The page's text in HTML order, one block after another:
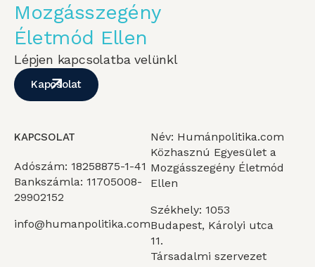
Mozgásszegény
Életmód Ellen
Lépjen kapcsolatba velünkl
Kapcsolat
KAPCSOLAT
Adószám: 18258875-1-41
Bankszámla: 11705008-
29902152
info@humanpolitika.com
Név: Humánpolitika.com
Közhasznú Egyesület a
Mozgásszegény Életmód
Ellen
Székhely: 1053
Budapest, Károlyi utca
11.
Társadalmi szervezet